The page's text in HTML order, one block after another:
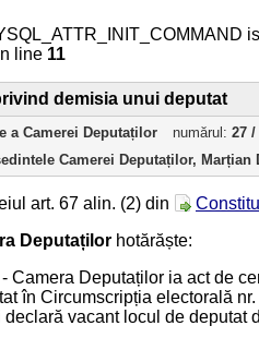
line 11
demisia unui deputat
a Camerei Deputaților numărul: 27 /
Camerei Deputaților, Marțian
art. 67 alin. (2) din
Deputaților hotărăște:
Camera Deputaților ia act de
în Circumscripția electorală
declară vacant locul de deputat